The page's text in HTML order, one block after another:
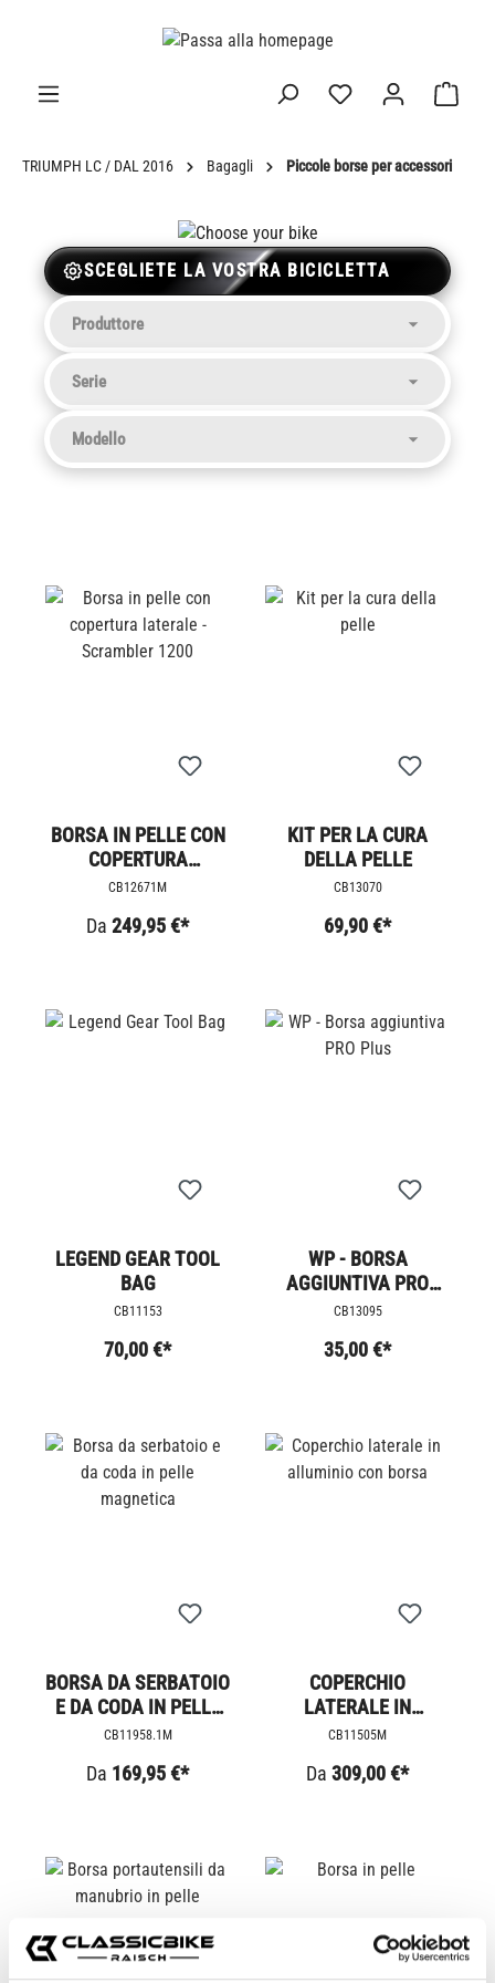
TRIUMPH LC / DAL 2016 Bagagli Piccole borse per accessori
SCEGLIETE LA VOSTRA BICICLETTA
BORSA IN PELLE CON
COPERTURA
LATERALE -
CB12671M
Da 249,95 €*
KIT PER LA CURA
DELLA PELLE
CB13070
69,90 €*
LEGEND GEAR TOOL
BAG
CB11153
70,00 €*
WP - BORSA
AGGIUNTIVA PRO
PLUS
CB13095
35,00 €*
BORSA DA SERBATOIO
E DA CODA IN PELLE
MAGNETICA
CB11958.1M
Da 169,95 €*
COPERCHIO
LATERALE IN
ALLUMINIO CON
CB11505M
Da 309,00 €*